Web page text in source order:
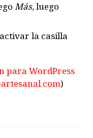
Más, luego
la casilla
para WordPress
)